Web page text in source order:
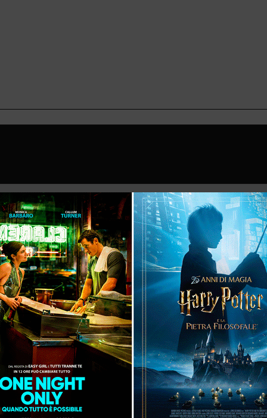
16:30 18:30
16:25